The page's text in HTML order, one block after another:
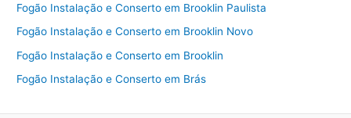
Fogão Instalação e Conserto em Brooklin Paulista
Fogão Instalação e Conserto em Brooklin Novo
Fogão Instalação e Conserto em Brooklin
Fogão Instalação e Conserto em Brás